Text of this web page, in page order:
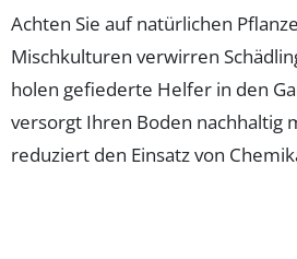
Achten Sie auf natürlichen
Mischkulturen verwirren
holen gefiederte Helfer in den
versorgt Ihren Boden nachhaltig
reduziert den Einsatz von